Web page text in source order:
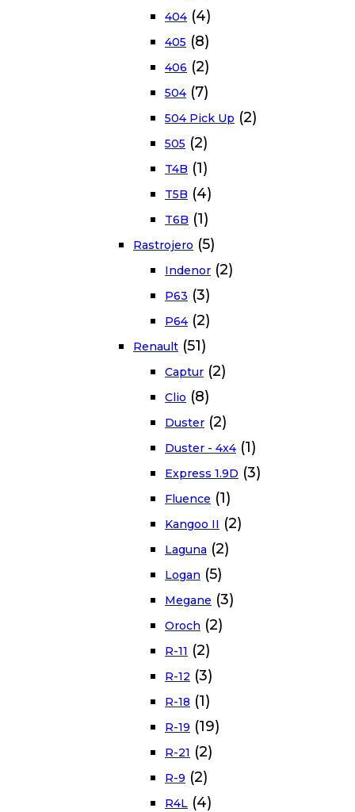
404 (4)
405 (8)
406 (2)
504 (7)
504 Pick Up (2)
505 (2)
T4B (1)
T5B (4)
T6B (1)
Rastrojero (5)
Indenor (2)
P63 (3)
P64 (2)
Renault (51)
Captur (2)
Clio (8)
Duster (2)
Duster - 4x4 (1)
Express 1.9D (3)
Fluence (1)
Kangoo II (2)
Laguna (2)
Logan (5)
Megane (3)
Oroch (2)
R-11 (2)
R-12 (3)
R-18 (1)
R-19 (19)
R-21 (2)
R-9 (2)
R4L (4)